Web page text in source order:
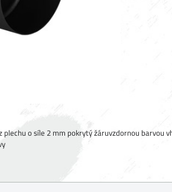
o síle 2 mm pokrytý žáruvzdornou barvou